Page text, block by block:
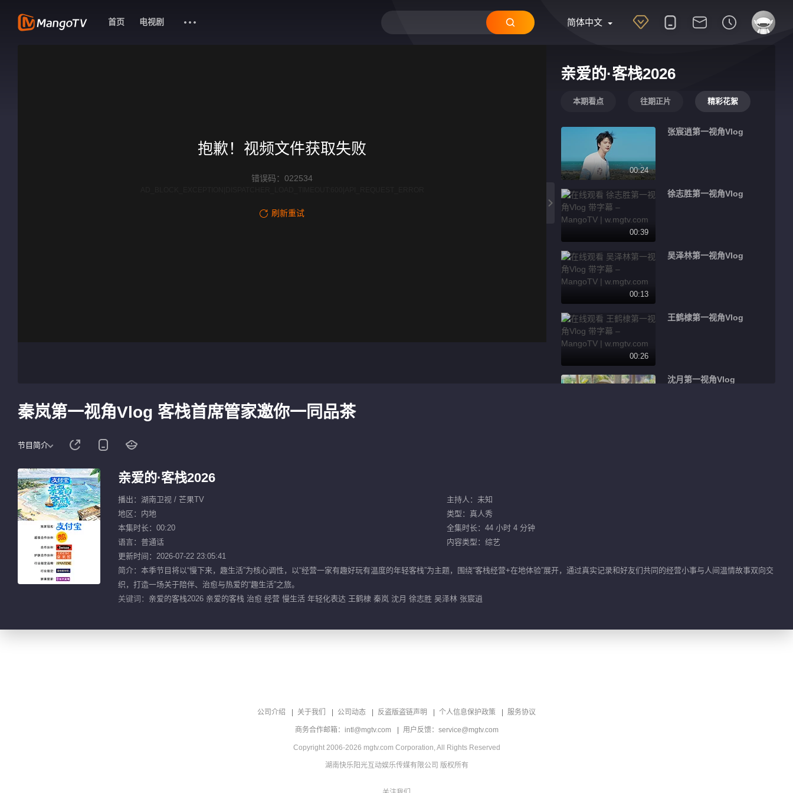
简体中文
首页 电视剧
亲爱的·客栈2026
本期看点 往期正片 精彩花絮
00:24
张宸逍第一视角Vlog
00:39
徐志胜第一视角Vlog
00:13
吴泽林第一视角Vlog
00:26
王鹤棣第一视角Vlog
沈月第一视角Vlog
秦岚《亲爱的·客栈
抱歉！视频文件获取失败
错误码：022534
刷新重试
秦岚第一视角Vlog 客栈首席管家邀你一同品茶
节目简介
亲爱的·客栈2026
播出：湖南卫视 / 芒果TV
主持人：未知
地区：内地
类型：真人秀
本集时长：00:20
全集时长：44 小时 4 分钟
语言：普通话
内容类型：综艺
更新时间：2026-07-22 23:05:41
简介：本季节目将以“慢下来，趣生活”为核心调性，以“经营一家有趣好玩有温度的年轻客栈”为主题，围绕“客栈经营+在地体验”展开，通过真实记录和好友们共同的经营小事与人间温情故事双向交
织，打造一场关于陪伴、治愈与热爱的“趣生活”之旅。
关键词： 亲爱的客栈2026 亲爱的客栈 治愈 经营 慢生活 年轻化表达 王鹤棣 秦岚 沈月 徐志胜 吴泽林 张宸逍
公司介绍 关于我们 公司动态 反盗版盗链声明 个人信息保护政策 服务协议
商务合作邮箱：intl@mgtv.com 用户反馈：service@mgtv.com
Copyright 2006-2026 mgtv.com Corporation, All Rights Reserved
湖南快乐阳光互动娱乐传媒有限公司 版权所有